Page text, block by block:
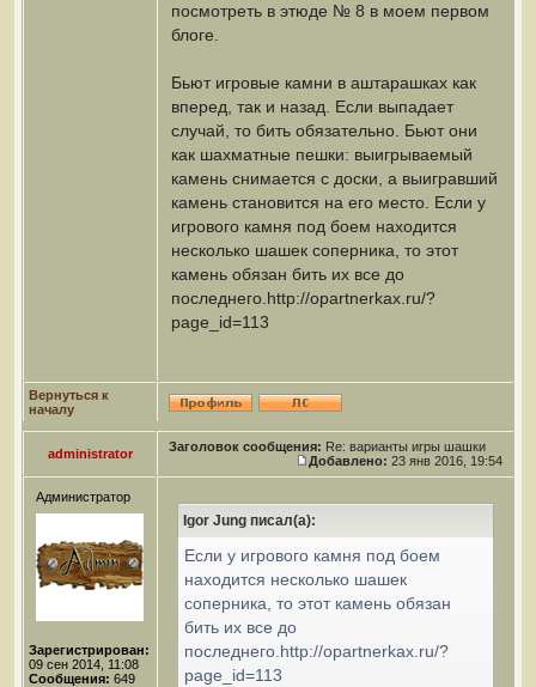
посмотреть в этюде № 8 в моем первом
блоге.
Бьют игровые камни в аштарашках как
вперед, так и назад. Если выпадает
случай, то бить обязательно. Бьют они
как шахматные пешки: выигрываемый
камень снимается с доски, а выигравший
камень становится на его место. Если у
игрового камня под боем находится
несколько шашек соперника, то этот
камень обязан бить их все до
последнего.http://opartnerkax.ru/?
page_id=113
Вернуться к
началу
administrator Заголовок сообщения: Re: варианты игры шашки
Добавлено: 23 янв 2016, 19:54
Администратор
Зарегистрирован:
09 сен 2014, 11:08
Сообщения: 649
Igor Jung писал(а):
Если у игрового камня под боем
находится несколько шашек
соперника, то этот камень обязан
бить их все до
последнего.http://opartnerkax.ru/?
page_id=113